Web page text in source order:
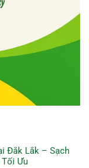
Đắk Lắk – Sạch
Tối Ưu